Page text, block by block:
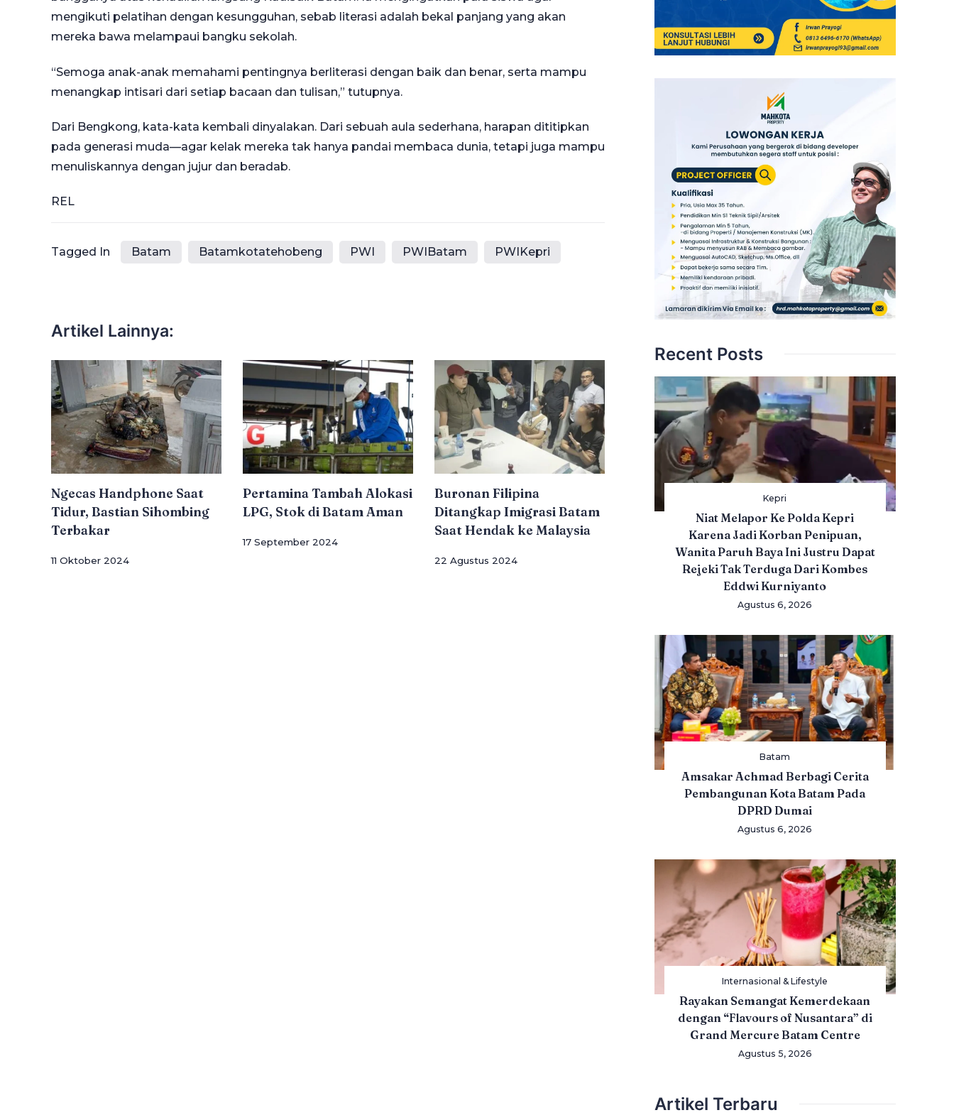
mengikuti pelatihan dengan kesungguhan, sebab literasi adalah bekal panjang yang akan
mereka bawa melampaui bangku sekolah.
“Semoga anak-anak memahami pentingnya berliterasi dengan baik dan benar, serta mampu
menangkap intisari dari setiap bacaan dan tulisan,” tutupnya.
Dari Bengkong, kata-kata kembali dinyalakan. Dari sebuah aula sederhana, harapan dititipkan
pada generasi muda—agar kelak mereka tak hanya pandai membaca dunia, tetapi juga mampu
menuliskannya dengan jujur dan beradab.
REL
Tagged In Batam Batamkotatehobeng PWI PWIBatam PWIKepri
Artikel Lainnya:
Ngecas Handphone Saat
Tidur, Bastian Sihombing
Terbakar
11 Oktober 2024
Pertamina Tambah Alokasi
LPG, Stok di Batam Aman
17 September 2024
Buronan Filipina
Ditangkap Imigrasi Batam
Saat Hendak ke Malaysia
22 Agustus 2024
Recent Posts
Kepri
Niat Melapor Ke Polda Kepri
Karena Jadi Korban Penipuan,
Wanita Paruh Baya Ini Justru Dapat
Rejeki Tak Terduga Dari Kombes
Eddwi Kurniyanto
Agustus 6, 2026
Batam
Amsakar Achmad Berbagi Cerita
Pembangunan Kota Batam Pada
DPRD Dumai
Agustus 6, 2026
Internasional & Lifestyle
Rayakan Semangat Kemerdekaan
dengan “Flavours of Nusantara” di
Grand Mercure Batam Centre
Agustus 5, 2026
Artikel Terbaru